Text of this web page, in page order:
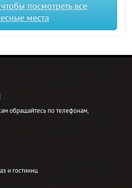
посмотреть все
места
обращайтесь по телефонам,
и гостиниц